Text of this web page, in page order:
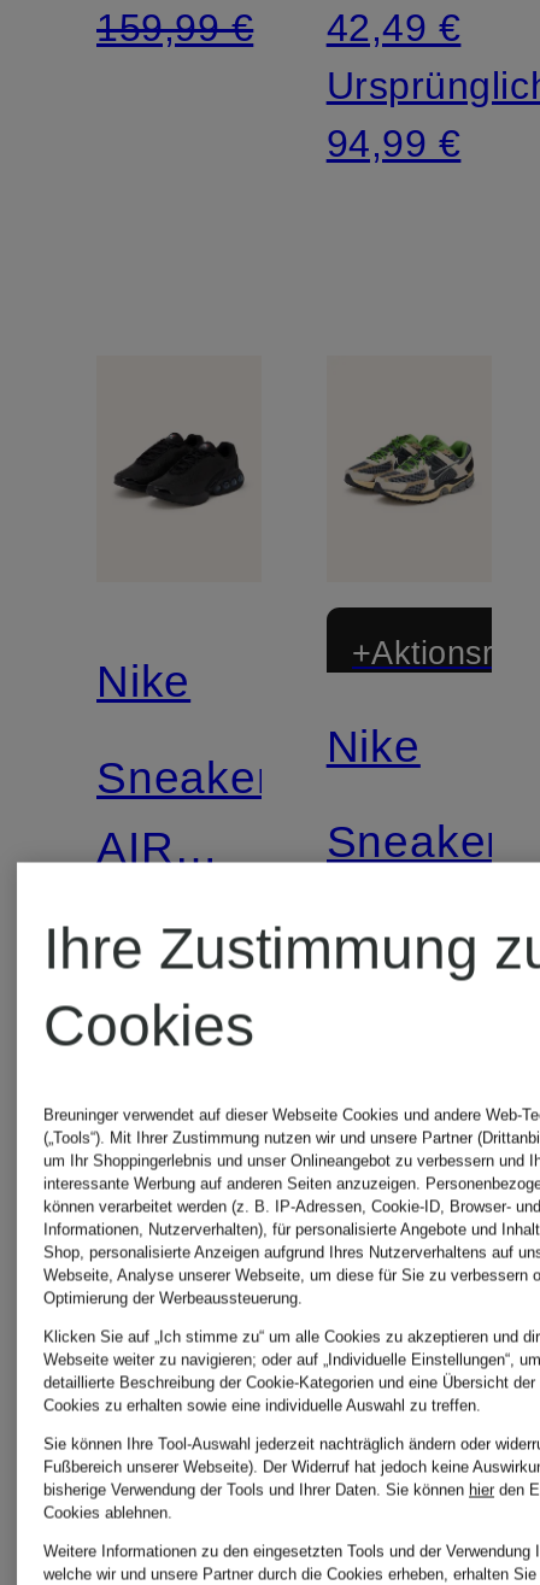
159,99 €
42,49 €
94,99 €
Nike
Sneaker
AIR
MAX
169,99 €
Nike
Sneaker
VOMERO
Bestpreis:
95,19 €
159,99 €
Ihre Zustimmung
Cookies
Breuninger verwendet auf dieser Webseite Cookies und andere Web-
(„Tools“). Mit Ihrer Zustimmung nutzen wir und unsere Partner
um Ihr Shoppingerlebnis und unser Onlineangebot zu verbessern und
interessante Werbung auf anderen Seiten anzuzeigen.
können verarbeitet werden (z. B. IP-Adressen, Cookie-ID, Browser-
Informationen, Nutzerverhalten), für personalisierte Angebote und
Shop, personalisierte Anzeigen aufgrund Ihres Nutzerverhaltens auf
Webseite, Analyse unserer Webseite, um diese für Sie zu verbessern
Optimierung der Werbeaussteuerung.
Klicken Sie auf „Ich stimme zu“ um alle Cookies zu akzeptieren und
Webseite weiter zu navigieren; oder auf „Individuelle Einstellungen“,
detaillierte Beschreibung der Cookie-Kategorien und eine Übersicht
Cookies zu erhalten sowie eine individuelle Auswahl zu treffen.
Sie können Ihre Tool-Auswahl jederzeit nachträglich ändern oder
Fußbereich unserer Webseite). Der Widerruf hat jedoch keine
bisherige Verwendung der Tools und Ihrer Daten. Sie können hier den
Cookies ablehnen.
Weitere Informationen zu den eingesetzten Tools und der Verwendung
welche wir und unsere Partner durch die Cookies erheben, erhalten